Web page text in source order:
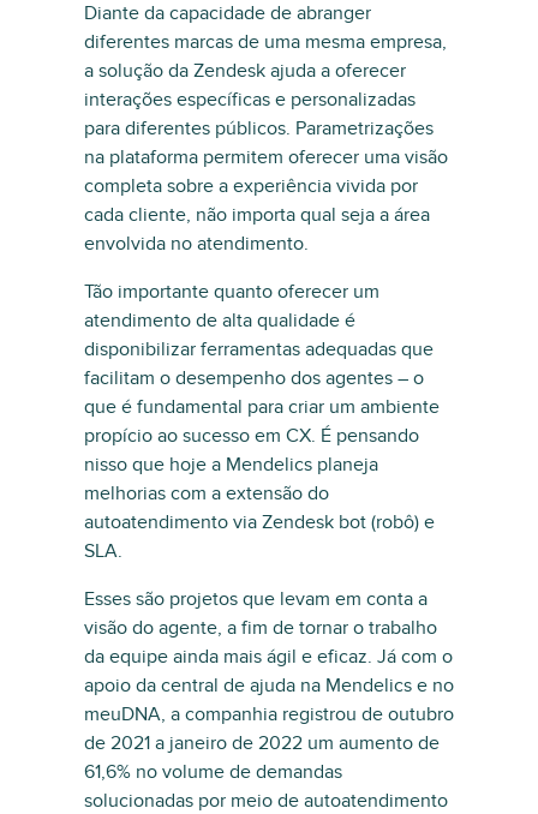
Diante da capacidade de abranger
diferentes marcas de uma mesma empresa,
a solução da Zendesk ajuda a oferecer
interações específicas e personalizadas
para diferentes públicos. Parametrizações
na plataforma permitem oferecer uma visão
completa sobre a experiência vivida por
cada cliente, não importa qual seja a área
envolvida no atendimento.
Tão importante quanto oferecer um
atendimento de alta qualidade é
disponibilizar ferramentas adequadas que
facilitam o desempenho dos agentes – o
que é fundamental para criar um ambiente
propício ao sucesso em CX. É pensando
nisso que hoje a Mendelics planeja
melhorias com a extensão do
autoatendimento via Zendesk bot (robô) e
SLA.
Esses são projetos que levam em conta a
visão do agente, a fim de tornar o trabalho
da equipe ainda mais ágil e eficaz. Já com o
apoio da central de ajuda na Mendelics e no
meuDNA, a companhia registrou de outubro
de 2021 a janeiro de 2022 um aumento de
61,6% no volume de demandas
solucionadas por meio de autoatendimento